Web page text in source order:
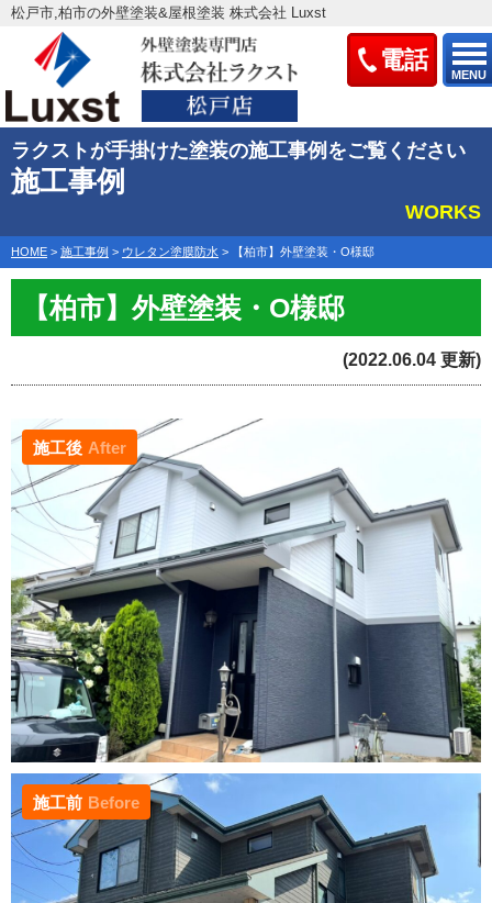
電話
MENU
松戸市,柏市の外壁塗装&屋根塗装 株式会社 Luxst
ラクストが手掛けた塗装の施工事例をご覧ください
施工事例
WORKS
HOME > 施工事例 > ウレタン塗膜防水 > 【柏市】外壁塗装・O様邸
【柏市】外壁塗装・O様邸
(2022.06.04 更新)
施工後 After
施工前 Before